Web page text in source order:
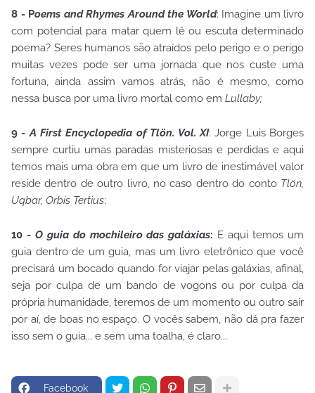
8 - Poems and Rhymes Around the World: Imagine um livro
com potencial para matar quem lê ou escuta determinado
poema? Seres humanos são atraídos pelo perigo e o perigo
muitas vezes pode ser uma jornada que nos custe uma
fortuna, ainda assim vamos atrás, não é mesmo, como
nessa busca por uma livro mortal como em Lullaby;
9 -A First Encyclopedia of Tlön. Vol. XI: Jorge Luis Borges
sempre curtiu umas paradas misteriosas e perdidas e aqui
temos mais uma obra em que um livro de inestimável valor
reside dentro de outro livro, no caso dentro do conto Tlön,
Uqbar, Orbis Tertius;
10 - O guia do mochileiro das galáxias: E aqui temos um
guia dentro de um guia, mas um livro eletrônico que você
precisará um bocado quando for viajar pelas galáxias, afinal,
seja por culpa de um bando de vogons ou por culpa da
própria humanidade, teremos de um momento ou outro sair
por aí, de boas no espaço. O vocês sabem, não dá pra fazer
isso sem o guia... e sem uma toalha, é claro...
Facebook